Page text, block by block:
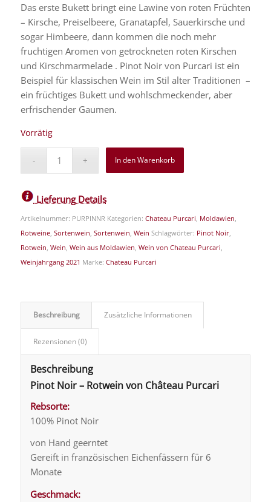
Das erste Bukett bringt eine Lawine von roten Früchten
– Kirsche, Preiselbeere, Granatapfel, Sauerkirsche und
sogar Himbeere, dann kommen die noch mehr
fruchtigen Aromen von getrockneten roten Kirschen
und Kirschmarmelade . Pinot Noir von Purcari ist ein
Beispiel für klassischen Wein im Stil alter Traditionen –
ein früchtiges Bukett und wohlschmeckender, aber
erfrischender Gaumen.
Vorrätig
In den Warenkorb
Lieferung Details
Artikelnummer: PURPINNR Kategorien: Chateau Purcari Moldawien
Rotweine, Sortenwein Sortenwein Wein Schlagwörter: Pinot Noir,
Rotwein Wein Wein aus Moldawien Wein von Chateau Purcari
Weinjahrgang 2021 Marke: Chateau Purcari
Beschreibung Zusätzliche Informationen
Rezensionen (0)
Beschreibung
Pinot Noir – Rotwein von Château Purcari
Rebsorte:
100% Pinot Noir
von Hand geerntet
Gereift in französischen Eichenfässern für 6
Monate
Geschmack: